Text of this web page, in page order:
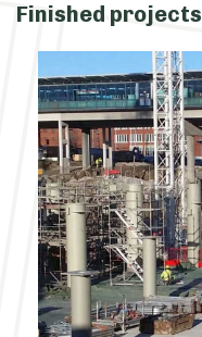
Finished projects